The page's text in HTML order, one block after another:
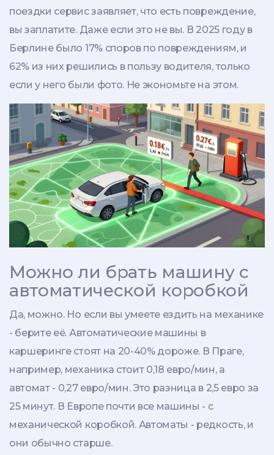
поездки сервис заявляет, что есть повреждение,
вы заплатите. Даже если это не вы. В 2025 году в
Берлине было 17% споров по повреждениям, и
62% из них решились в пользу водителя, только
если у него были фото. Не экономьте на этом.
Можно ли брать машину с
автоматической коробкой
Да, можно. Но если вы умеете ездить на механике
- берите её. Автоматические машины в
каршеринге стоят на 20-40% дороже. В Праге,
например, механика стоит 0,18 евро/мин, а
автомат - 0,27 евро/мин. Это разница в 2,5 евро за
25 минут. В Европе почти все машины - с
механической коробкой. Автоматы - редкость, и
они обычно старше.